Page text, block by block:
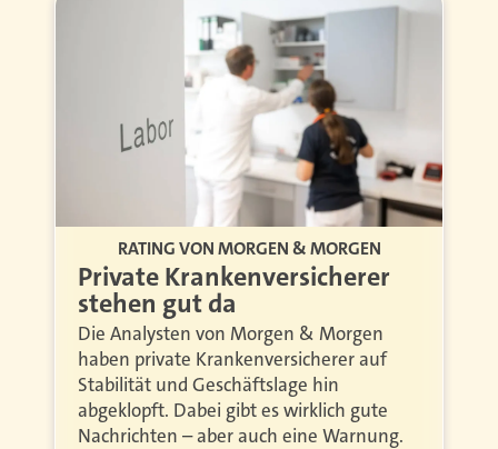
RATING VON MORGEN & MORGEN
Private Krankenversicherer
stehen gut da
Die Analysten von Morgen & Morgen
haben private Krankenversicherer auf
Stabilität und Geschäftslage hin
abgeklopft. Dabei gibt es wirklich gute
Nachrichten – aber auch eine Warnung.